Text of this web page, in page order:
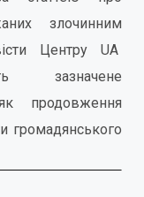
злочинним
Центру UA
зазначене
продовження
громадянського